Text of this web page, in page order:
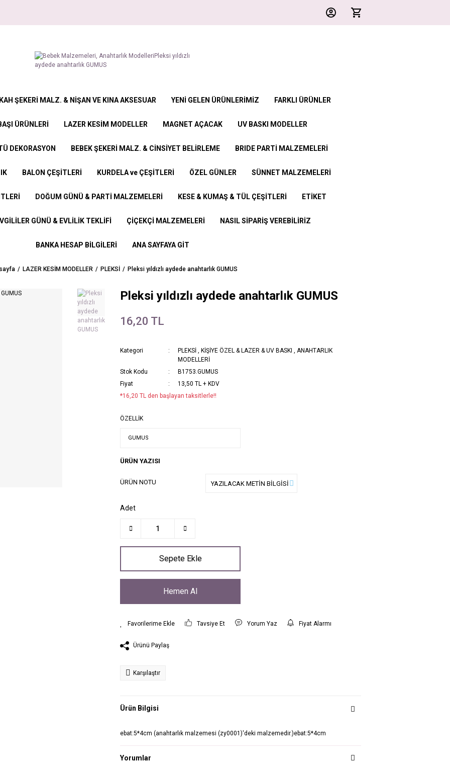
ŞEKERİ MALZ. & NİŞAN VE KINA AKSESUAR YENİ GELEN ÜRÜNLERİMİZ FARKLI ÜRÜNLER
ÜRÜNLERİ LAZER KESİM MODELLER MAGNET AÇACAK UV BASKI MODELLER
DEKORASYON BEBEK ŞEKERİ MALZ. & CİNSİYET BELİRLEME BRIDE PARTİ MALZEMELERİ
BALON ÇEŞİTLERİ KURDELA ve ÇEŞİTLERİ ÖZEL GÜNLER SÜNNET MALZEMELERİ
DOĞUM GÜNÜ & PARTİ MALZEMELERİ KESE & KUMAŞ & TÜL ÇEŞİTLERİ ETİKET
GÜNÜ & EVLİLİK TEKLİFİ ÇİÇEKÇİ MALZEMELERİ NASIL SİPARİŞ VEREBİLİRİZ
BANKA HESAP BİLGİLERİ ANA SAYFAYA GİT
LAZER KESİM MODELLER PLEKSİ Pleksi yıldızlı aydede anahtarlık GUMUS
Pleksi yıldızlı aydede anahtarlık GUMUS
16,20 TL
Kategori PLEKSİ , KİŞİYE ÖZEL & LAZER & UV BASKI , ANAHTARLIK
MODELLERİ
Stok Kodu
B1753.GUMUS
Fiyat
13,50 TL + KDV
*16,20 TL den başlayan taksitlerle!!
ÖZELLİK
ÜRÜN YAZISI
ÜRÜN NOTU
Adet
Sepete Ekle
Hemen Al
Tavsiye Et Yorum Yaz Fiyat Alarmı
Ürünü Paylaş
Karşılaştır
Ürün Bilgisi
ebat:5*4cm (anahtarlık malzemesi (zy0001)'deki malzemedir.)ebat:5*4cm
Yorumlar